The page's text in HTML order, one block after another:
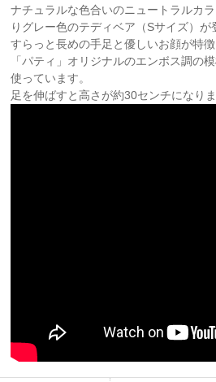
ナチュラルな色合いのニュートラルカ
りグレー色のテディベア（Sサイズ）が
すらっと長めの手足と優しいお顔が特徴
「パティ」オリジナルのエンボス調の
使っています。
足を伸ばすと高さが約30センチになりま